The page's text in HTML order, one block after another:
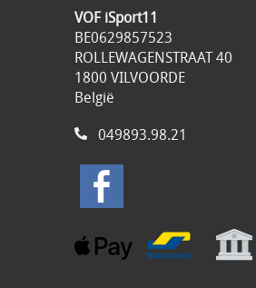
VOF iSport11
BE0629857523
ROLLEWAGENSTRAAT 40
1800 VILVOORDE
België
049893.98.21